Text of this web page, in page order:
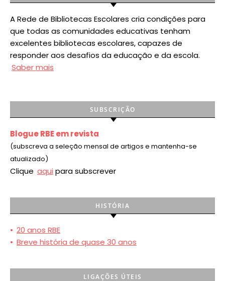
A Rede de Bibliotecas Escolares cria condições para
que todas as comunidades educativas tenham
excelentes bibliotecas escolares, capazes de
responder aos desafios da educação e da escola.
Saber mais
SUBSCRIÇÃO
Blogue RBE em revista
(subscreva a seleção mensal de artigos e mantenha-se
atualizado)
Clique aqui para subscrever
HISTÓRIA
• 20 anos RBE
• Breve história de quase 30 anos
LIGAÇÕES ÚTEIS